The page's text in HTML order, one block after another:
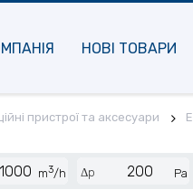
НОВІ ТОВАРИ
пристрої та аксесуари
m3/h Δp Pa